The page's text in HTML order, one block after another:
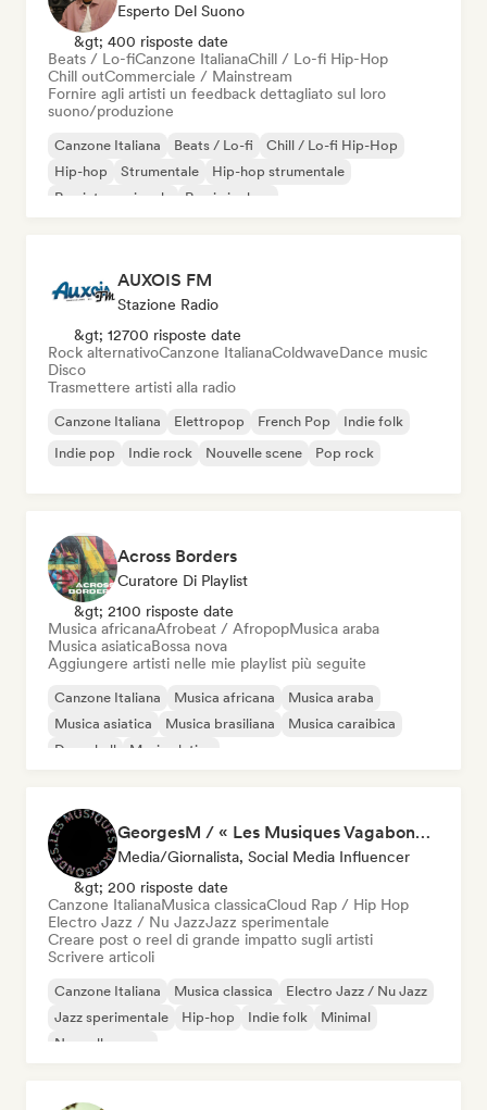
Esperto Del Suono
&gt; 400 risposte date
Beats / Lo-fiCanzone ItalianaChill / Lo-fi Hip-Hop
Chill outCommerciale / Mainstream
Fornire agli artisti un feedback dettagliato sul loro
suono/produzione
Canzone Italiana Beats / Lo-fi
Chill / Lo-fi Hip-Hop
Hip-hop
Strumentale
Hip-hop strumentale
Rap internazionale
Rap in inglese
AUXOIS FM
Stazione Radio
&gt; 12700 risposte date
Rock alternativoCanzone ItalianaColdwaveDance music
Disco
Trasmettere artisti alla radio
Canzone Italiana Elettropop French Pop
Indie folk
Indie pop
Indie rock Nouvelle scene Pop rock
Across Borders
Curatore Di Playlist
&gt; 2100 risposte date
Musica africanaAfrobeat / AfropopMusica araba
Musica asiaticaBossa nova
Aggiungere artisti nelle mie playlist più seguite
Canzone Italiana Musica africana
Musica araba
Musica asiatica
Musica brasiliana
Musica caraibica
Dancehall
Musica latina
GeorgesM / « Les Musiques Vagabondes » - Content Creator
Media/Giornalista, Social Media Influencer
&gt; 200 risposte date
Canzone ItalianaMusica classicaCloud Rap / Hip Hop
Electro Jazz / Nu JazzJazz sperimentale
Creare post o reel di grande impatto sugli artisti
Scrivere articoli
Canzone Italiana Musica classica
Electro Jazz / Nu Jazz
Jazz sperimentale
Hip-hop Indie folk
Minimal
Nouvelle scene